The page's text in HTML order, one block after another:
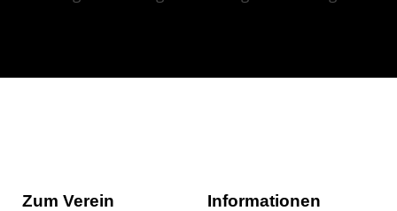
Zum Verein Informationen